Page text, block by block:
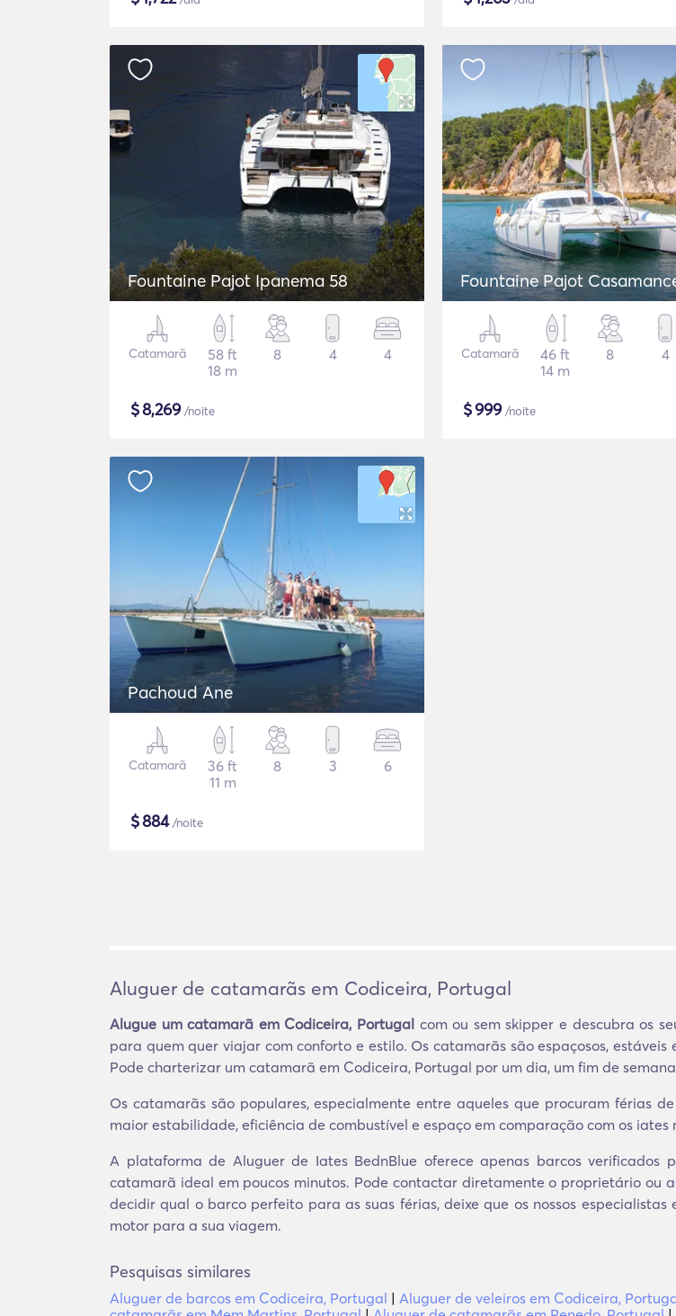
Fountaine Pajot Ipanema 58
Catamarã
58 ft
18 m
8 4 4
$8,269/noite
Fountaine Pajot
Catamarã
46 ft
14 m
8 4
$999/noite
Pachoud Ane
Catamarã
36 ft
11 m
8 3 6
$884/noite
Aluguer de catamarãs em Codiceira, Portugal
Alugue um catamarã em Codiceira, Portugal com ou sem skipper e descubra os
para quem quer viajar com conforto e estilo. Os catamarãs são espaçosos,
Pode charterizar um catamarã em Codiceira, Portugal por um dia, um fim de
Os catamarãs são populares, especialmente entre aqueles que procuram férias
maior estabilidade, eficiência de combustível e espaço em comparação com os iates
A plataforma de Aluguer de Iates BednBlue oferece apenas barcos verificados
catamarã ideal em poucos minutos. Pode contactar diretamente o proprietário ou
decidir qual o barco perfeito para as suas férias, deixe que os nossos
motor para a sua viagem.
Pesquisas similares
Aluguer de barcos em Codiceira, Portugal | Aluguer de veleiros em Codiceira,